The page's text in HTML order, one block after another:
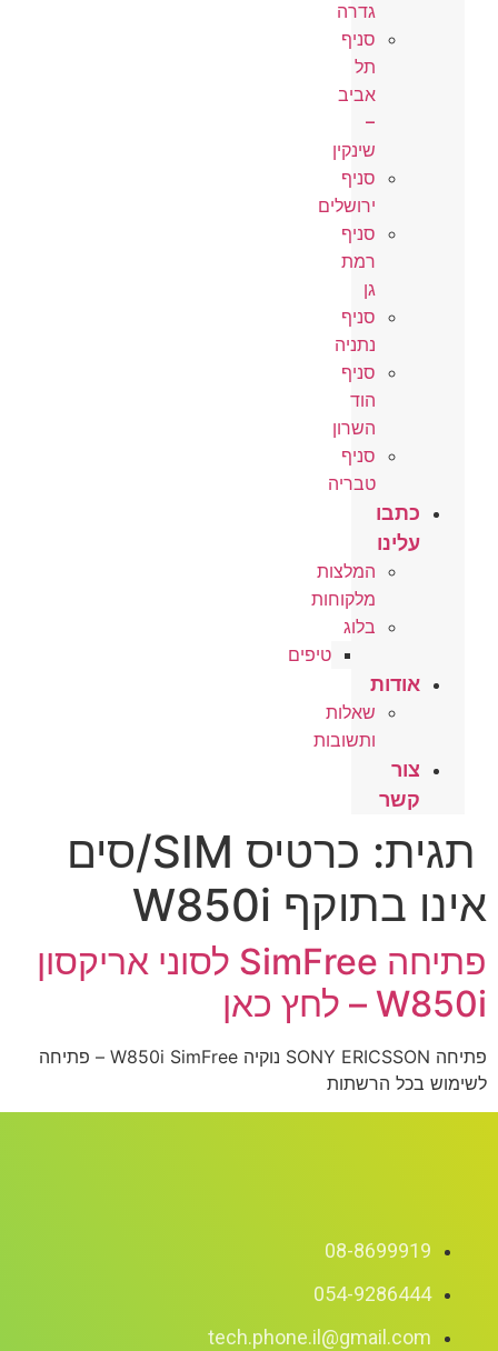
גדרה
סניף
תל
אביב
–
שינקין
סניף
ירושלים
סניף
רמת
גן
סניף
נתניה
סניף
הוד
השרון
סניף
טבריה
כתבו
עלינו
המלצות
מלקוחות
בלוג
טיפים
אודות
שאלות
ותשובות
צור
קשר
תגית:
כרטיס SIM/סים
אינו בתוקף W850i
פתיחה SimFree לסוני אריקסון
W850i – לחץ כאן
פתיחה SONY ERICSSON נוקיה W850i SimFree – פתיחה
לשימוש בכל הרשתות
08-8699919
054-9286444
tech.phone.il@gmail.com